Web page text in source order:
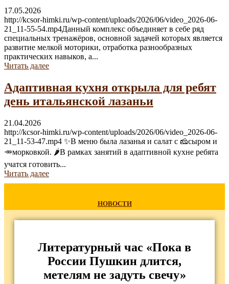
17.05.2026
http://kcsor-himki.ru/wp-content/uploads/2026/06/video_2026-06-
21_11-55-54.mp4Данный комплекс объединяет в себе ряд
специальных тренажёров, основной задачей которых является
развитие мелкой моторики, отработка разнообразных
практических навыков, а...
Читать далее
Адаптивная кухня открыла для ребят
день итальянской лазаньи
21.04.2026
http://kcsor-himki.ru/wp-content/uploads/2026/06/video_2026-06-
21_11-53-47.mp4 ✨В меню была лазанья и салат с 🧀сыром и
🥕морковкой. 🌶В рамках занятий в адаптивной кухне ребята
учатся готовить...
Читать далее
НОВОСТИ
Литературный час «Пока в
России Пушкин длится,
метелям не задуть свечу»